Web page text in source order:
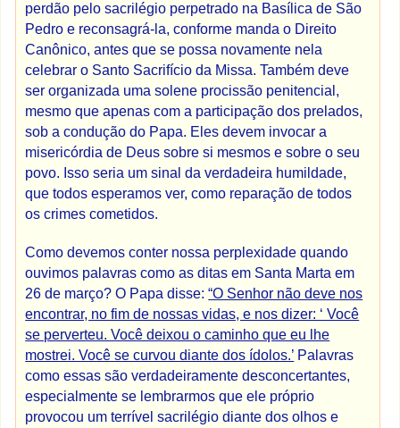
perdão pelo sacrilégio perpetrado na Basílica de São
Pedro e reconsagrá-la, conforme manda o Direito
Canônico, antes que se possa novamente nela
celebrar o Santo Sacrifício da Missa. Também deve
ser organizada uma solene procissão penitencial,
mesmo que apenas com a participação dos prelados,
sob a condução do Papa. Eles devem invocar a
misericórdia de Deus sobre si mesmos e sobre o seu
povo. Isso seria um sinal da verdadeira humildade,
que todos esperamos ver, como reparação de todos
os crimes cometidos.
Como devemos conter nossa perplexidade quando
ouvimos palavras como as ditas em Santa Marta em
26 de março? O Papa disse:“O Senhor não deve nos
encontrar, no fim de nossas vidas, e nos dizer: ‘ Você
se perverteu. Você deixou o caminho que eu lhe
mostrei. Você se curvou diante dos ídolos.’ Palavras
como essas são verdadeiramente desconcertantes,
especialmente se lembrarmos que ele próprio
provocou um terrível sacrilégio diante dos olhos e